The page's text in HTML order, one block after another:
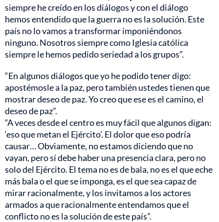
siempre he creído en los diálogos y con el diálogo
hemos entendido que la guerra no es la solución. Este
país no lo vamos a transformar imponiéndonos
ninguno. Nosotros siempre como Iglesia católica
siempre le hemos pedido seriedad a los grupos”.
“En algunos diálogos que yo he podido tener digo:
apostémosle a la paz, pero también ustedes tienen que
mostrar deseo de paz. Yo creo que ese es el camino, el
deseo de paz”.
“A veces desde el centro es muy fácil que algunos digan:
‘eso que metan el Ejército’. El dolor que eso podría
causar… Obviamente, no estamos diciendo que no
vayan, pero sí debe haber una presencia clara, pero no
solo del Ejército. El tema no es de bala, no es el que eche
más bala o el que se imponga, es el que sea capaz de
mirar racionalmente, y los invitamos a los actores
armados a que racionalmente entendamos que el
conflicto no es la solución de este país”.